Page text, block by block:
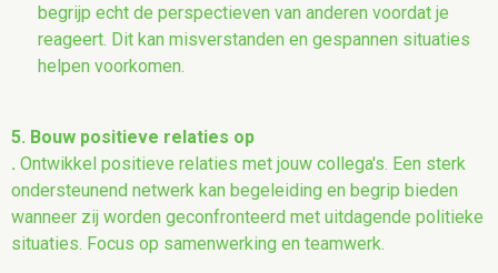
begrijp echt de perspectieven van anderen voordat je
reageert. Dit kan misverstanden en gespannen situaties
helpen voorkomen.
5. Bouw positieve relaties op
. Ontwikkel positieve relaties met jouw collega's. Een sterk
ondersteunend netwerk kan begeleiding en begrip bieden
wanneer zij worden geconfronteerd met uitdagende politieke
situaties. Focus op samenwerking en teamwerk.